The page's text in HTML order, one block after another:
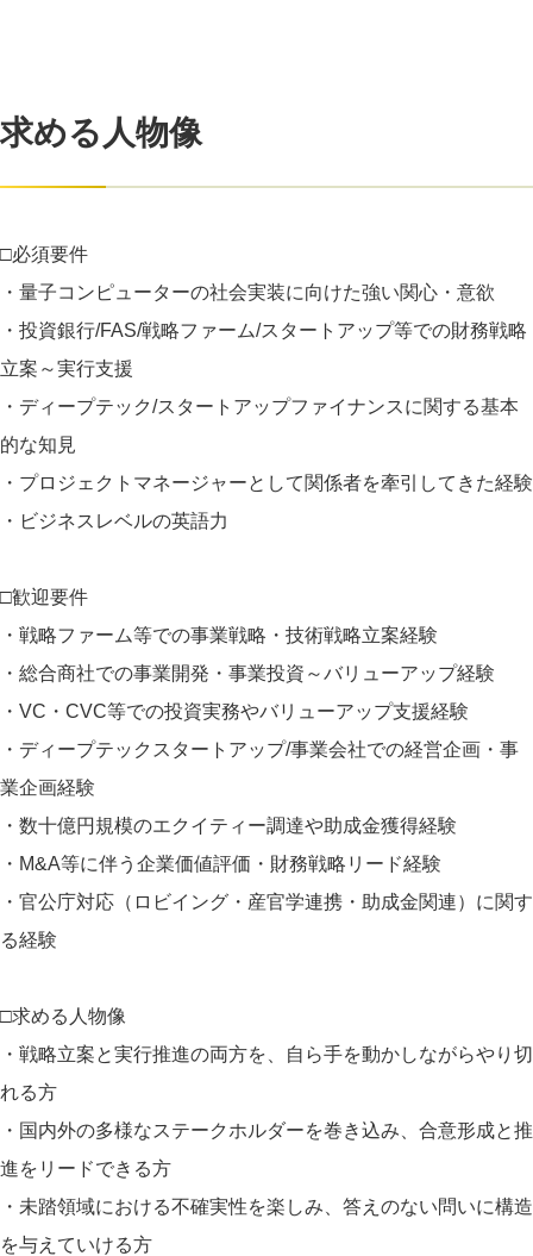
求める人物像
□必須要件
・量子コンピューターの社会実装に向けた強い関心・意欲
・投資銀行/FAS/戦略ファーム/スタートアップ等での財務戦略
立案～実行支援
・ディープテック/スタートアップファイナンスに関する基本
的な知見
・プロジェクトマネージャーとして関係者を牽引してきた経験
・ビジネスレベルの英語力
□歓迎要件
・戦略ファーム等での事業戦略・技術戦略立案経験
・総合商社での事業開発・事業投資～バリューアップ経験
・VC・CVC等での投資実務やバリューアップ支援経験
・ディープテックスタートアップ/事業会社での経営企画・事
業企画経験
・数十億円規模のエクイティー調達や助成金獲得経験
・M&A等に伴う企業価値評価・財務戦略リード経験
・官公庁対応（ロビイング・産官学連携・助成金関連）に関す
る経験
□求める人物像
・戦略立案と実行推進の両方を、自ら手を動かしながらやり切
れる方
・国内外の多様なステークホルダーを巻き込み、合意形成と推
進をリードできる方
・未踏領域における不確実性を楽しみ、答えのない問いに構造
を与えていける方